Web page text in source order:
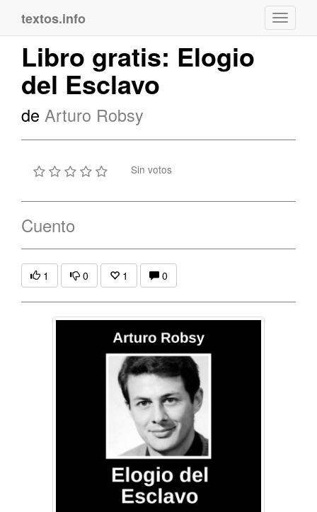
textos.info
Libro gratis: Elogio
del Esclavo
de Arturo Robsy
Sin votos
Cuento
1 0 1 0